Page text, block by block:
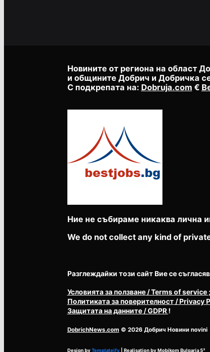
Новините от региона на област
и общините Добрич и Добричка
С подкрепата на: Dobruja.com €
Ние не събираме никаква лична
We do not collect any kind of
Разглеждайки този сайт Вие се
Условията за ползване/ Terms of service ;
Политиката за поверителност/ Privacy
Защитата на данните/ GDPR !
DobrichNews.com © 2026 Добрич Новини novini
Design byTemplateify| Realisation byMobikom Bulgaria5³